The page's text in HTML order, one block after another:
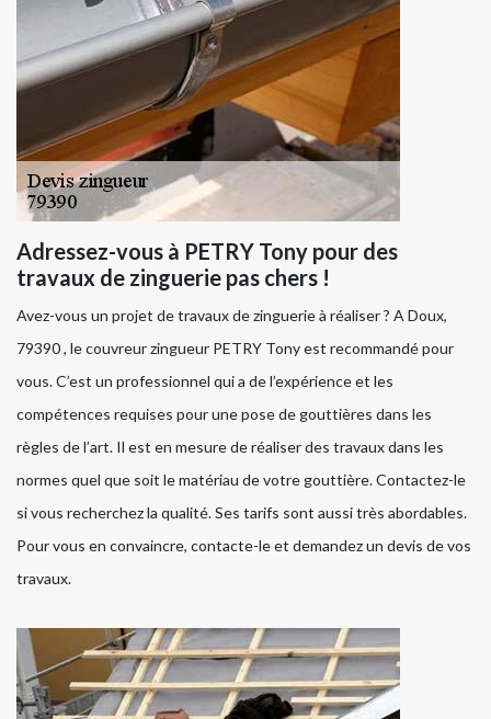
Adressez-vous à PETRY Tony pour des
travaux de zinguerie pas chers !
Avez-vous un projet de travaux de zinguerie à réaliser ? A Doux,
79390 , le couvreur zingueur PETRY Tony est recommandé pour
vous. C’est un professionnel qui a de l’expérience et les
compétences requises pour une pose de gouttières dans les
règles de l’art. Il est en mesure de réaliser des travaux dans les
normes quel que soit le matériau de votre gouttière. Contactez-le
si vous recherchez la qualité. Ses tarifs sont aussi très abordables.
Pour vous en convaincre, contacte-le et demandez un devis de vos
travaux.